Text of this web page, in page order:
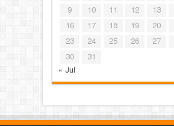
9
10 11 12 13
16
17 18 19 20
23
24 25 26 27
30
31
« Jul